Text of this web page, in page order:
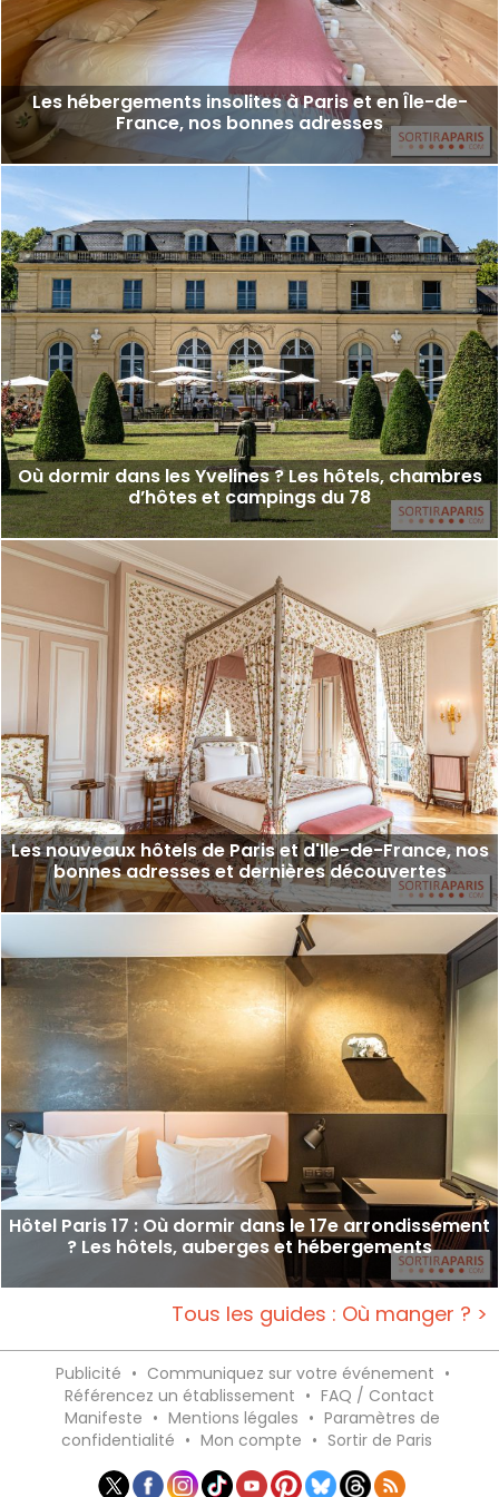
Les hébergements insolites à Paris et en Île-de-
France, nos bonnes adresses
Où dormir dans les Yvelines ? Les hôtels, chambres
d’hôtes et campings du 78
Les nouveaux hôtels de Paris et d'Ile-de-France, nos
bonnes adresses et dernières découvertes
Hôtel Paris 17 : Où dormir dans le 17e arrondissement
? Les hôtels, auberges et hébergements
Tous les guides : Où manger ? >
Publicité • Communiquez sur votre événement •
Référencez un établissement • FAQ / Contact
Manifeste • Mentions légales • Paramètres de
confidentialité • Mon compte • Sortir de Paris